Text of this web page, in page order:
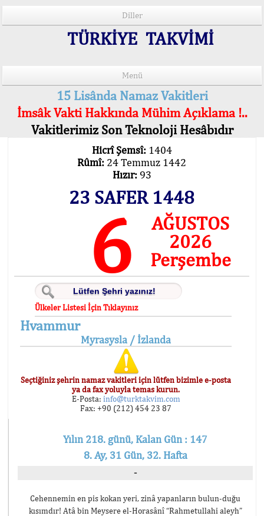
Diller
TÜRKİYE TAKVİMİ
Menü
15 Lisânda Namaz Vakitleri
İmsâk Vakti Hakkında Mühim Açıklama !..
Vakitlerimiz Son Teknoloji Hesâbıdır
Hicrî Şemsî: 1404
Rûmî: 24 Temmuz 1442
Hızır: 93
23 SAFER 1448
6
AĞUSTOS
2026
Perşembe
Ülkeler Listesi İçin Tıklayınız
Hvammur
Myrasysla / İzlanda
Seçtiğiniz şehrin namaz vakitleri için lütfen bizimle e-posta
ya da fax yoluyla temas kurun.
E-Posta: info@turktakvim.com
Fax: +90 (212) 454 23 87
Yılın 218. günü, Kalan Gün : 147
8. Ay, 31 Gün, 32. Hafta
-
Cehennemin en pis kokan yeri, zinâ yapanların bulun-duğu
kısımdır! Atâ bin Meysere el-Horasânî “Rahmetullahi aleyh”